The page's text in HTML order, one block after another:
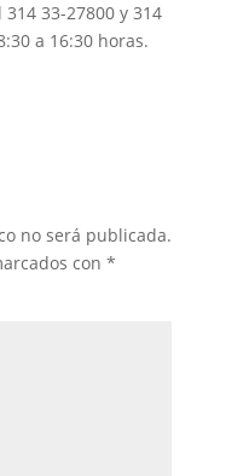
33-27800 y 314
a 16:30 horas.
no será publicada.
con *